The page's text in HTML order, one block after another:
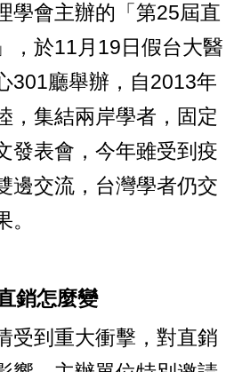
學會主辦的「第25屆直
，於11月19日假台大醫
301廳舉辦，自2013年
，集結兩岸學者，固定
發表會，今年雖受到疫
邊交流，台灣學者仍交
銷怎麼變
受到重大衝擊，對直銷